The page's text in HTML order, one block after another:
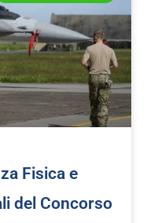
Fisica e
del Concorso